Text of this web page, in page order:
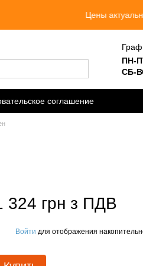
Цены актуальны при
ПН-
СБ-
соглашение
324 грн з ПДВ
Войти для отображения